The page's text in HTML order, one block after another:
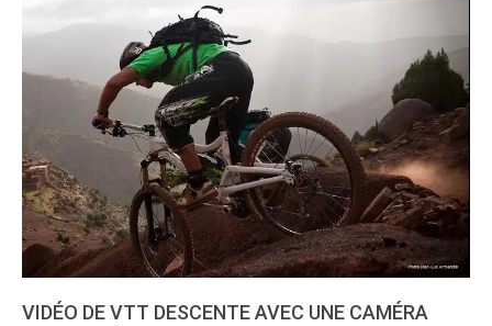
VIDÉO DE VTT DESCENTE AVEC UNE CAMÉRA